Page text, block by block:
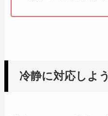
冷静に対応しよう